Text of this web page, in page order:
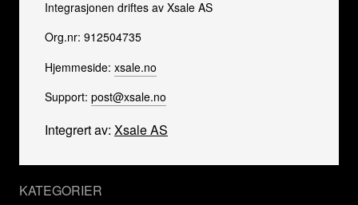
Integrasjonen driftes av Xsale AS
Org.nr: 912504735
Hjemmeside: xsale.no
Support: post@xsale.no
Integrert av: Xsale AS
KATEGORIER